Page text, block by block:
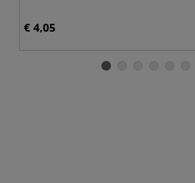
€ 4,05